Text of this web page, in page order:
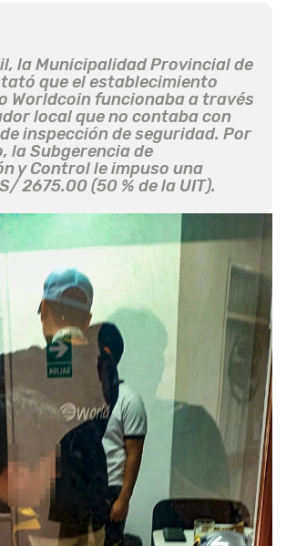
la Municipalidad Provincial de
que el establecimiento
Worldcoin funcionaba a través
local que no contaba con
inspección de seguridad. Por
la Subgerencia de
y Control le impuso una
2675.00 (50 % de la UIT).